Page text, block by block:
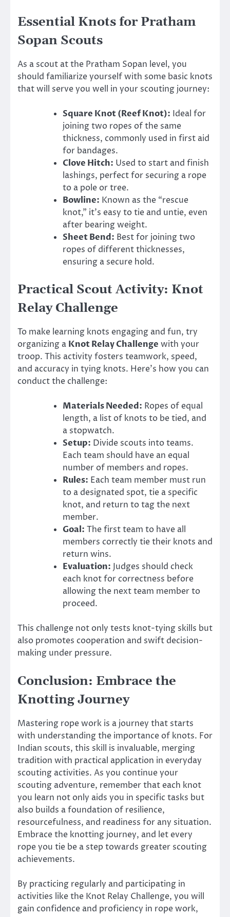
Essential Knots for Pratham
Sopan Scouts
As a scout at the Pratham Sopan level, you
should familiarize yourself with some basic knots
that will serve you well in your scouting journey:
Square Knot (Reef Knot): Ideal for
joining two ropes of the same
thickness, commonly used in first aid
for bandages.
Clove Hitch: Used to start and finish
lashings, perfect for securing a rope
to a pole or tree.
Bowline: Known as the “rescue
knot,” it’s easy to tie and untie, even
after bearing weight.
Sheet Bend: Best for joining two
ropes of different thicknesses,
ensuring a secure hold.
Practical Scout Activity: Knot
Relay Challenge
To make learning knots engaging and fun, try
organizing a Knot Relay Challenge with your
troop. This activity fosters teamwork, speed,
and accuracy in tying knots. Here’s how you can
conduct the challenge:
Materials Needed: Ropes of equal
length, a list of knots to be tied, and
a stopwatch.
Setup: Divide scouts into teams.
Each team should have an equal
number of members and ropes.
Rules: Each team member must run
to a designated spot, tie a specific
knot, and return to tag the next
member.
Goal: The first team to have all
members correctly tie their knots and
return wins.
Evaluation: Judges should check
each knot for correctness before
allowing the next team member to
proceed.
This challenge not only tests knot-tying skills but
also promotes cooperation and swift decision-
making under pressure.
Conclusion: Embrace the
Knotting Journey
Mastering rope work is a journey that starts
with understanding the importance of knots. For
Indian scouts, this skill is invaluable, merging
tradition with practical application in everyday
scouting activities. As you continue your
scouting adventure, remember that each knot
you learn not only aids you in specific tasks but
also builds a foundation of resilience,
resourcefulness, and readiness for any situation.
Embrace the knotting journey, and let every
rope you tie be a step towards greater scouting
achievements.
By practicing regularly and participating in
activities like the Knot Relay Challenge, you will
gain confidence and proficiency in rope work,